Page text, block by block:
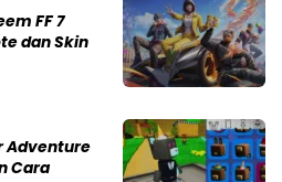
FF 7
dan Skin
Adventure
Cara